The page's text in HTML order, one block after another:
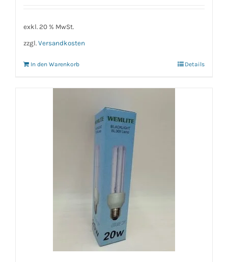
exkl. 20 % MwSt.
zzgl. Versandkosten
In den Warenkorb Details